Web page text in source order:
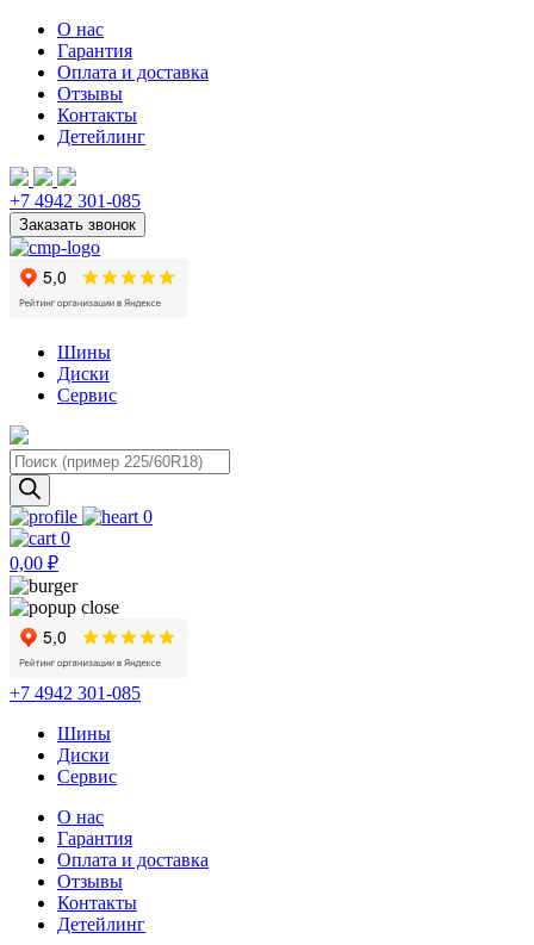
О нас
Гарантия
Оплата и доставка
Отзывы
Контакты
Детейлинг
+7 4942 301-085
Шины
Диски
Сервис
Поиск
товаров
0
0
0,00 ₽
+7 4942 301-085
Шины
Диски
Сервис
О нас
Гарантия
Оплата и доставка
Отзывы
Контакты
Детейлинг